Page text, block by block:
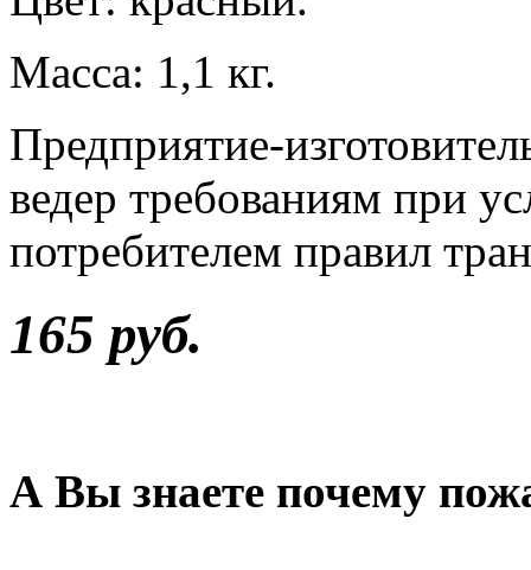
Масса: 1,1 кг.
Предприятие-
ведер требованиям при
потребителем правил
165 руб.
А Вы знаете почему